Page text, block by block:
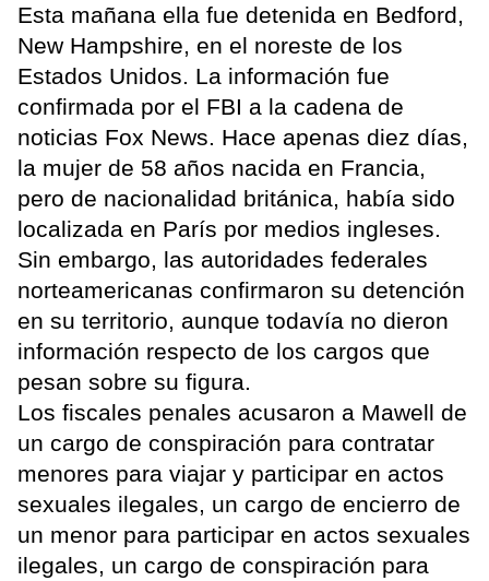
Esta mañana ella fue detenida en Bedford,
New Hampshire, en el noreste de los
Estados Unidos. La información fue
confirmada por el FBI a la cadena de
noticias Fox News. Hace apenas diez días,
la mujer de 58 años nacida en Francia,
pero de nacionalidad británica, había sido
localizada en París por medios ingleses.
Sin embargo, las autoridades federales
norteamericanas confirmaron su detención
en su territorio, aunque todavía no dieron
información respecto de los cargos que
pesan sobre su figura.
Los fiscales penales acusaron a Mawell de
un cargo de conspiración para contratar
menores para viajar y participar en actos
sexuales ilegales, un cargo de encierro de
un menor para participar en actos sexuales
ilegales, un cargo de conspiración para